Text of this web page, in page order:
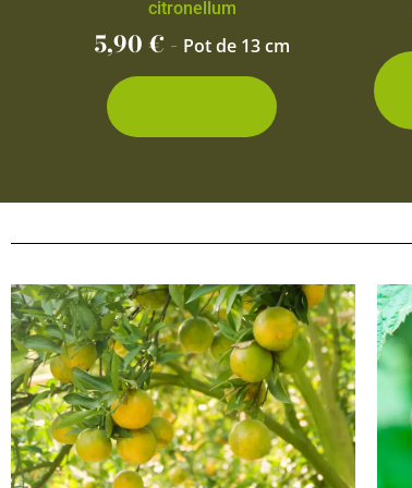
citronellum
5,90€ - Pot de 13 cm